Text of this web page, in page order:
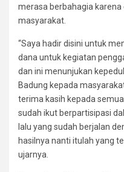
merasa berbahagia
masyarakat.
“Saya hadir disini untuk
dana untuk kegiatan
dan ini menunjukan
Badung kepada
terima kasih kepada
sudah ikut berpartisipasi
lalu yang sudah berjalan
hasilnya nanti itulah yang
ujarnya.